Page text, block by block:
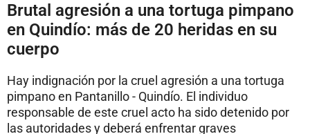
Brutal agresión a una tortuga pimpano
en Quindío: más de 20 heridas en su
cuerpo
Hay indignación por la cruel agresión a una tortuga
pimpano en Pantanillo - Quindío. El individuo
responsable de este cruel acto ha sido detenido por
las autoridades y deberá enfrentar graves